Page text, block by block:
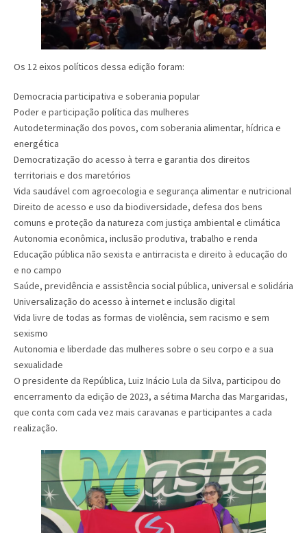
Os 12 eixos políticos dessa edição foram:
Democracia participativa e soberania popular
Poder e participação política das mulheres
Autodeterminação dos povos, com soberania alimentar, hídrica e
energética
Democratização do acesso à terra e garantia dos direitos
territoriais e dos maretórios
Vida saudável com agroecologia e segurança alimentar e nutricional
Direito de acesso e uso da biodiversidade, defesa dos bens
comuns e proteção da natureza com justiça ambiental e climática
Autonomia econômica, inclusão produtiva, trabalho e renda
Educação pública não sexista e antirracista e direito à educação do
e no campo
Saúde, previdência e assistência social pública, universal e solidária
Universalização do acesso à internet e inclusão digital
Vida livre de todas as formas de violência, sem racismo e sem
sexismo
Autonomia e liberdade das mulheres sobre o seu corpo e a sua
sexualidade
O presidente da República, Luiz Inácio Lula da Silva, participou do
encerramento da edição de 2023, a sétima Marcha das Margaridas,
que conta com cada vez mais caravanas e participantes a cada
realização.